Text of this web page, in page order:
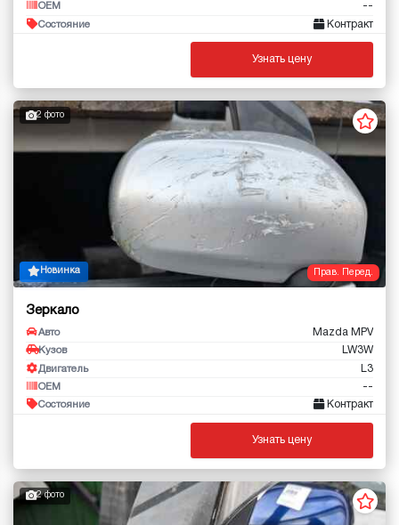
OEM --
Состояние Контракт
Узнать цену
Прав. Перед.
2 фото
Новинка
Зеркало
Авто Mazda MPV
Кузов LW3W
Двигатель L3
OEM --
Состояние Контракт
Узнать цену
2 фото